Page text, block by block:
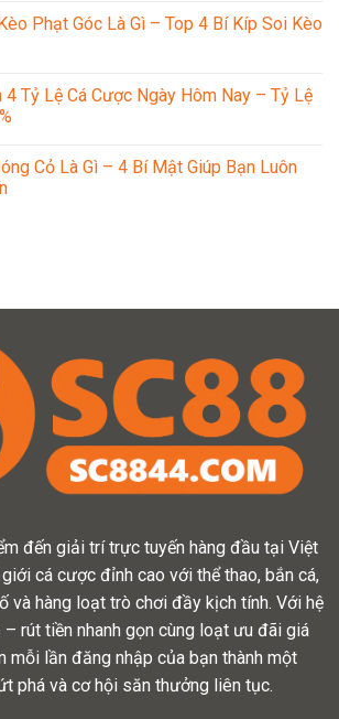
Phạt Góc Là Gì – Top 4 Bí Kíp Soi Kèo
4 Tỷ Lệ Cá Cược Ngày Hôm Nay – Tỷ Lệ
Cỏ Là Gì – 4 Bí Mật Giúp Bạn Luôn
đến giải trí trực tuyến hàng đầu tại Việt
cá cược đỉnh cao với thể thao, bắn cá,
và hàng loạt trò chơi đầy kịch tính. Với hệ
rút tiền nhanh gọn cùng loạt ưu đãi giá
mỗi lần đăng nhập của bạn thành một
phá và cơ hội săn thưởng liên tục.